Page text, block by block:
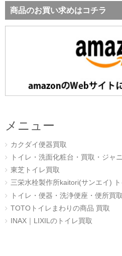
商品のお買い求めはコチラ
メニュー
カクダイ便器買取
トイレ・洗面化粧台・買取・ジャ
東芝トイレ買取
三栄水栓製作所kaitori(サンエイ)
トイレ・便器・洗浄便座・便所買
TOTOトイレまわりの商品 買取
INAX｜LIXILのトイレ買取